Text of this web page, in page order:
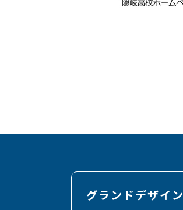
グランドデザイン